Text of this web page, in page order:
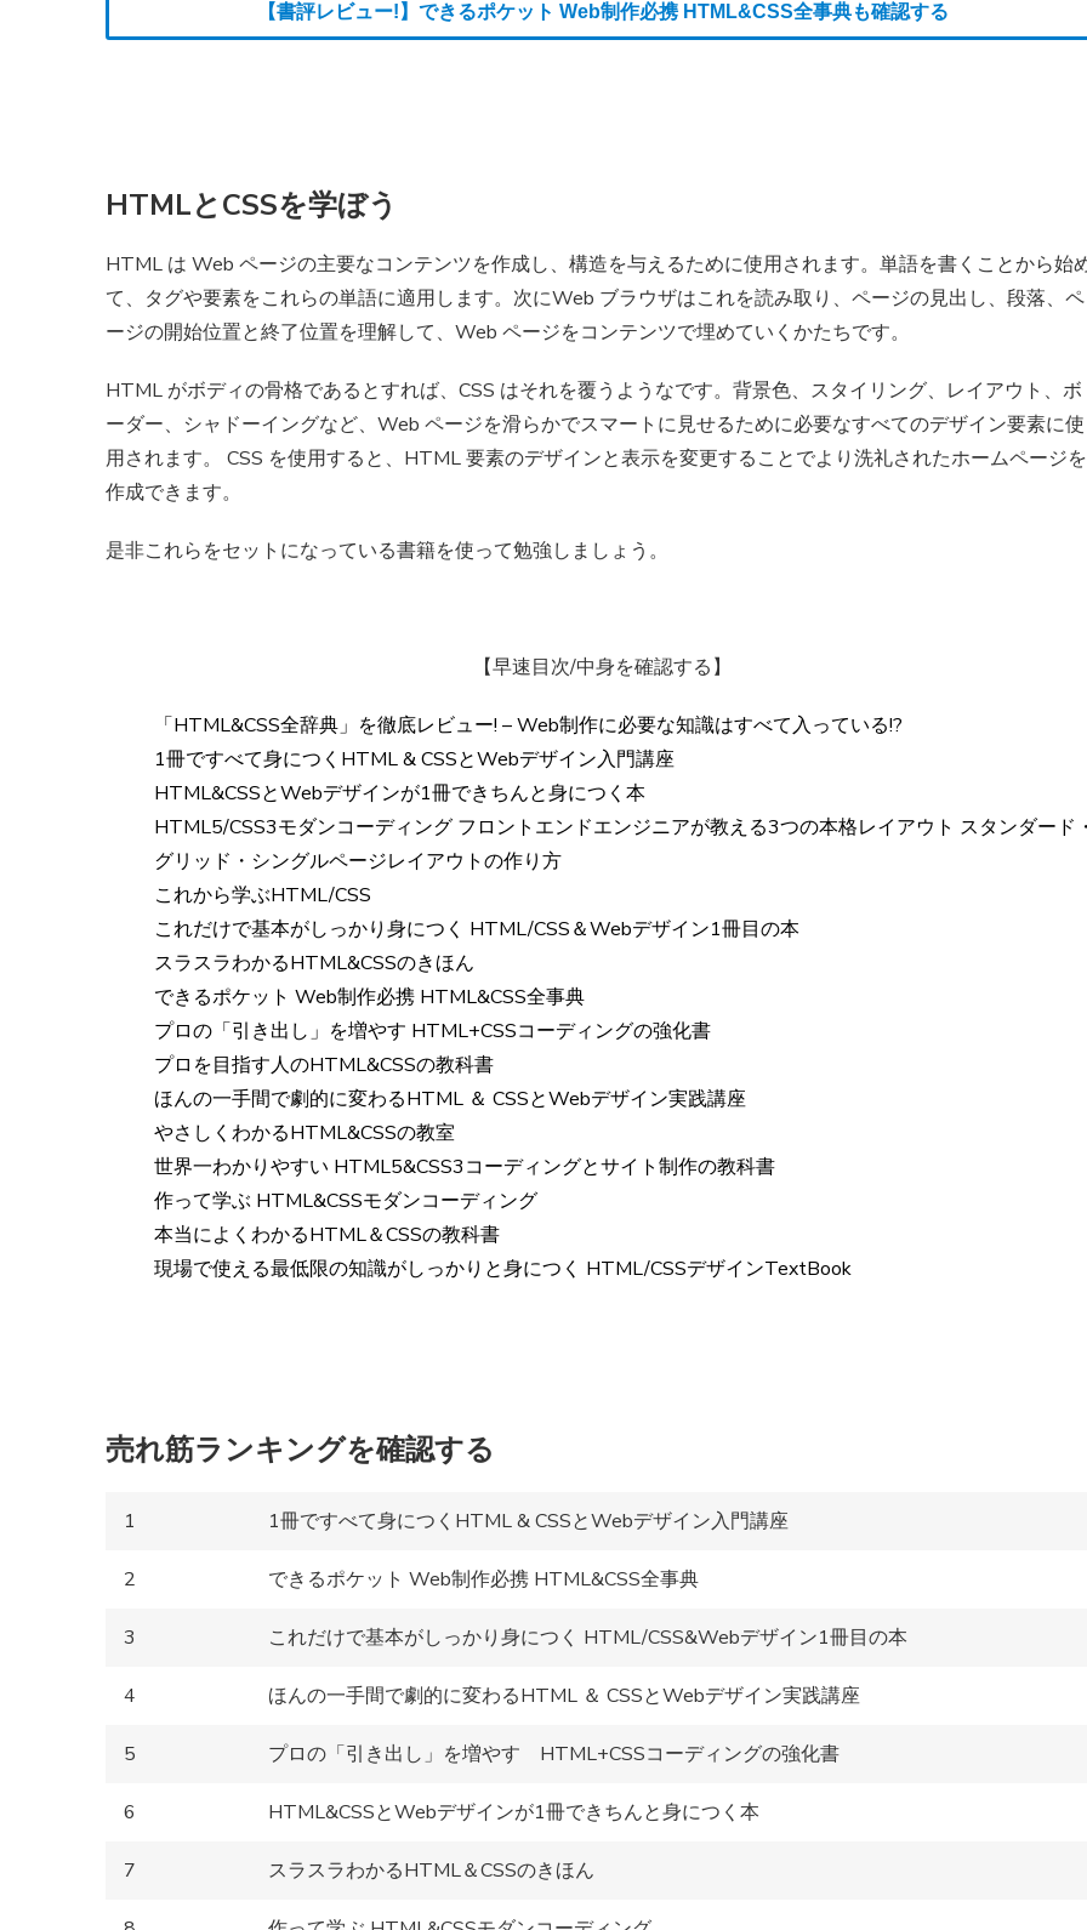
【書評レビュー!】できるポケット Web制作必携 HTML&CSS全事典も確認する
HTMLとCSSを学ぼう
HTML は Web ページの主要なコンテンツを作成し、構造を与えるために使用されます。単語を書くことから始
て、タグや要素をこれらの単語に適用します。次にWeb ブラウザはこれを読み取り、ページの見出し、段落、ペ
ージの開始位置と終了位置を理解して、Web ページをコンテンツで埋めていくかたちです。
HTML がボディの骨格であるとすれば、CSS はそれを覆うようなです。背景色、スタイリング、レイアウト、ボ
ーダー、シャドーイングなど、Web ページを滑らかでスマートに見せるために必要なすべてのデザイン要素に使
用されます。 CSS を使用すると、HTML 要素のデザインと表示を変更することでより洗礼されたホームページを
作成できます。
是非これらをセットになっている書籍を使って勉強しましょう。
【早速目次/中身を確認する】
「HTML&CSS全辞典」を徹底レビュー! – Web制作に必要な知識はすべて入っている!?
1冊ですべて身につくHTML & CSSとWebデザイン入門講座
HTML&CSSとWebデザインが1冊できちんと身につく本
HTML5/CSS3モダンコーディング フロントエンドエンジニアが教える3つの本格レイアウト スタンダード
グリッド・シングルページレイアウトの作り方
これから学ぶHTML/CSS
これだけで基本がしっかり身につく HTML/CSS＆Webデザイン1冊目の本
スラスラわかるHTML&CSSのきほん
できるポケット Web制作必携 HTML&CSS全事典
プロの「引き出し」を増やす HTML+CSSコーディングの強化書
プロを目指す人のHTML&CSSの教科書
ほんの一手間で劇的に変わるHTML ＆ CSSとWebデザイン実践講座
やさしくわかるHTML&CSSの教室
世界一わかりやすい HTML5&CSS3コーディングとサイト制作の教科書
作って学ぶ HTML&CSSモダンコーディング
本当によくわかるHTML＆CSSの教科書
現場で使える最低限の知識がしっかりと身につく HTML/CSSデザインTextBook
売れ筋ランキングを確認する
1 1冊ですべて身につくHTML & CSSとWebデザイン入門講座
2 できるポケット Web制作必携 HTML&CSS全事典
3 これだけで基本がしっかり身につく HTML/CSS&Webデザイン1冊目の本
4 ほんの一手間で劇的に変わるHTML ＆ CSSとWebデザイン実践講座
5 プロの「引き出し」を増やす HTML+CSSコーディングの強化書
6 HTML&CSSとWebデザインが1冊できちんと身につく本
7 スラスラわかるHTML＆CSSのきほん